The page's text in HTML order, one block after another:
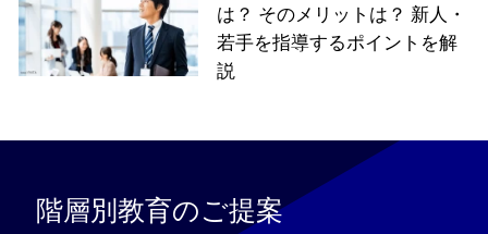
は？ そのメリットは？ 新人・
若手を指導するポイントを解
説
階層別教育のご提案